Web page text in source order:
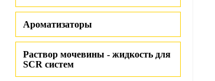
Ароматизаторы
Раствор мочевины - жидкость для
SCR систем